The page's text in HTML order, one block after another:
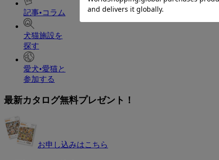
記事•コラム
犬猫施設を
探す
愛犬•愛猫と
参加する
最新カタログ無料プレゼント！
お申し込みはこちら